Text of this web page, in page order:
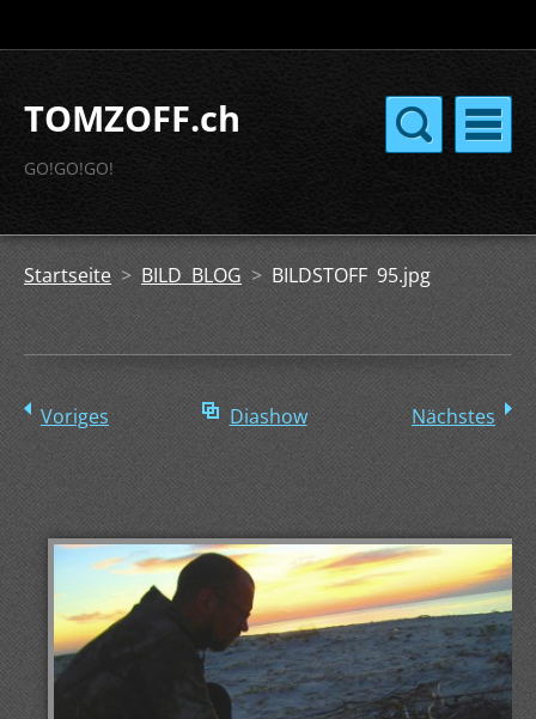
TOMZOFF.ch
GO!GO!GO!
Startseite > BILD BLOG > BILDSTOFF 95.jpg
Voriges Diashow Nächstes